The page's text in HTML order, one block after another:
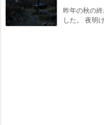
昨年の秋の
した。 夜明